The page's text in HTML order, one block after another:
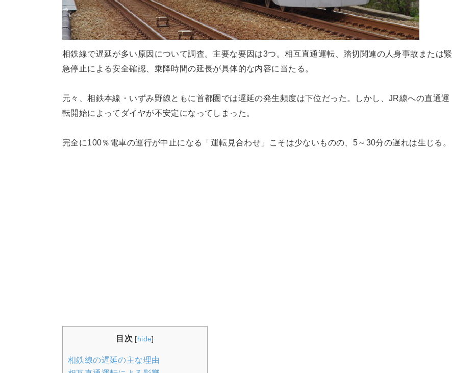
相鉄線で遅延が多い原因について調査。主要な要因は3つ。相互直通運転、踏切関連の人身事故または緊
急停止による安全確認、乗降時間の延長が具体的な内容に当たる。
元々、相鉄本線・いずみ野線ともに首都圏では遅延の発生頻度は下位だった。しかし、JR線への直通運
転開始によってダイヤが不安定になってしまった。
完全に100％電車の運行が中止になる「運転見合わせ」こそは少ないものの、5～30分の遅れは生じる。
目次 [hide]
相鉄線の遅延の主な理由